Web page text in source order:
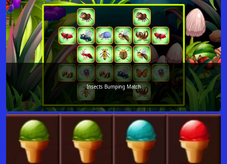
Insects Bumping Match